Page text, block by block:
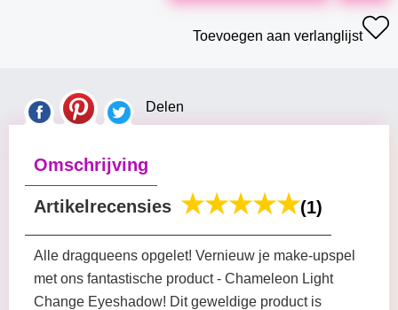
Toevoegen aan verlanglijst
Delen
Omschrijving
Artikelrecensies (1)
Alle dragqueens opgelet! Vernieuw je make-upspel
met ons fantastische product - Chameleon Light
Change Eyeshadow! Dit geweldige product is